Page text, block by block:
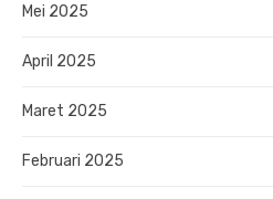
Mei 2025
April 2025
Maret 2025
Februari 2025